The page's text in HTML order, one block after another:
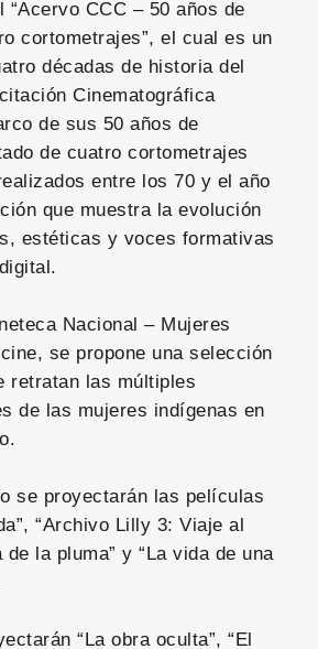
“Acervo CCC – 50 años de
cortometrajes”, el cual es un
décadas de historia del
Cinematográfica
de sus 50 años de
de cuatro cortometrajes
entre los 70 y el año
que muestra la evolución
estéticas y voces formativas
Nacional – Mujeres
se propone una selección
retratan las múltiples
de las mujeres indígenas en
se proyectarán las películas
“Archivo Lilly 3: Viaje al
de la pluma” y “La vida de una
“La obra oculta”, “El